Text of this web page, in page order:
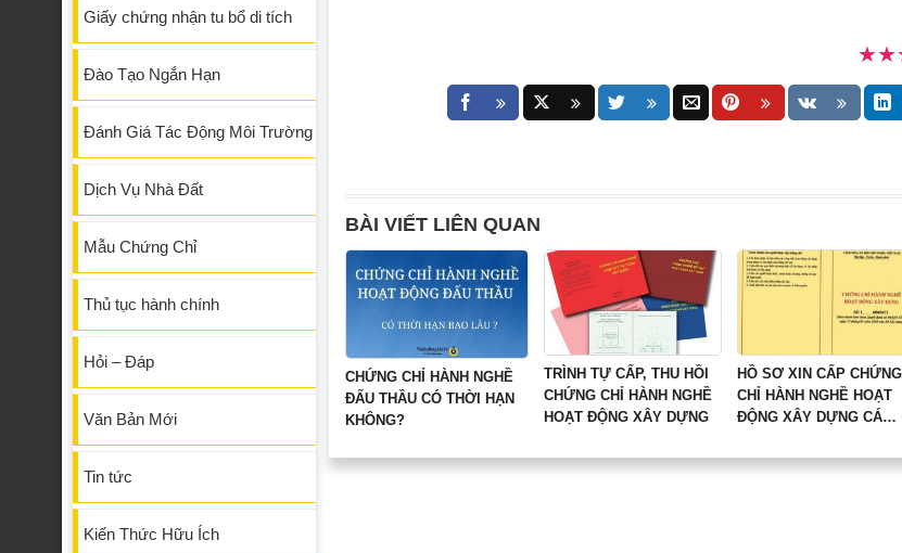
Giấy chứng nhận tu bổ di tích
Đào Tạo Ngắn Hạn
Đánh Giá Tác Động Môi Trường
Dịch Vụ Nhà Đất
Mẫu Chứng Chỉ
Thủ tục hành chính
Hỏi – Đáp
Văn Bản Mới
Tin tức
Kiến Thức Hữu Ích
BÀI VIẾT LIÊN QUAN
CHỨNG CHỈ HÀNH NGHỀ
ĐẤU THẦU CÓ THỜI HẠN
KHÔNG?
TRÌNH TỰ CẤP, THU HỒI
CHỨNG CHỈ HÀNH NGHỀ
HOẠT ĐỘNG XÂY DỰNG
HỒ SƠ XIN CẤP CHỨNG
CHỈ HÀNH NGHỀ HOẠT
ĐỘNG XÂY DỰNG CÁ